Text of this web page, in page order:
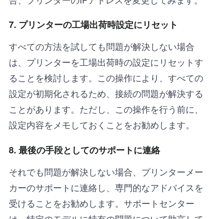
7. プリンターの工場出荷時設定にリセット
すべての方法を試しても問題が解決しない場合
は、プリンターを工場出荷時の設定にリセットす
ることを検討します。この操作により、すべての
設定が初期化されるため、接続の問題が解決する
ことがあります。ただし、この操作を行う前に、
設定内容をメモしておくことをお勧めします。
8. 最後の手段としてのサポートに連絡
それでも問題が解決しない場合、プリンターメー
カーのサポートに連絡し、専門的なアドバイスを
受けることをお勧めします。サポートセンター